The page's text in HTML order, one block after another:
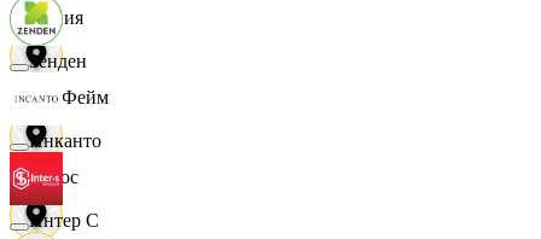
Линия
ЛисФейм
Логос
Зенден
Инканто
Интер С